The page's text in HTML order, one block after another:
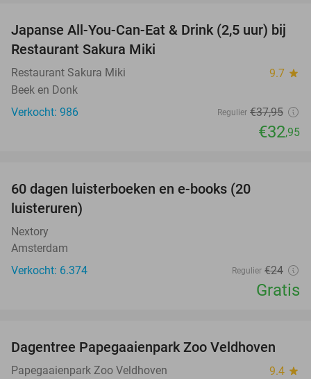
13%
Japanse All-You-Can-Eat & Drink (2,5 uur) bij
Restaurant Sakura Miki
Restaurant Sakura Miki 9.7 star
Beek en Donk
Verkocht: 986
Regulier €37,95
€32,95
60 dagen luisterboeken en e-books (20
luisteruren)
Nextory
Amsterdam
Verkocht: 6.374
Regulier €24
Gratis
26%
Dagentree Papegaaienpark Zoo Veldhoven
Papegaaienpark Zoo Veldhoven 9.4 star